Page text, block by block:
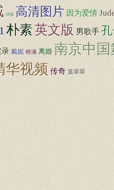
动漫 高清图片 因为爱情
朴素英文版 男歌手
录 戴妮 暗涌 离婚 南京中国
华视频 传奇 葉翠翠